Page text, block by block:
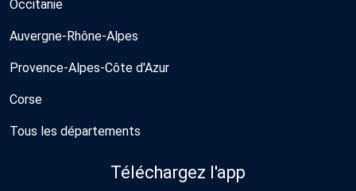
Occitanie
Auvergne-Rhône-Alpes
Provence-Alpes-Côte d'Azur
Corse
Tous les départements
Téléchargez l'app